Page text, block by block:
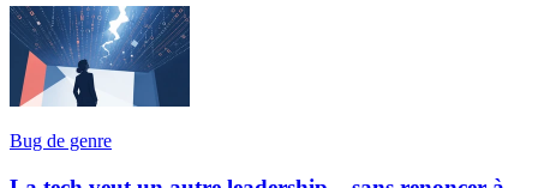
Bug de genre